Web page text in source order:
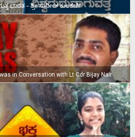
ಭಾರತ – ಶ್ರೀ ಸುನೀಲ್‌ ಕುಲಕರ್ಣಿ
in Conversation with Lt Cdr Bijay Nair